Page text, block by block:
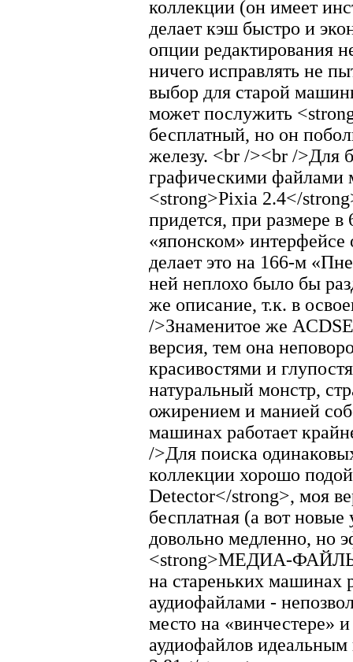
коллекции (он имеет
делает кэш быстро и
опции редактирования
ничего исправлять не
выбор для старой
может послужить
бесплатный, но он
железу. <br /><br />Для
графическими файлами
<strong>Pixia 2.4</
придется, при размере
«японском» интерфейсе
делает это на 166-м
ней неплохо было бы
же описание, т.к. в
/>Знаменитое же
версия, тем она
красивостями и
натуральный монстр,
ожирением и манией
машинах работает
/>Для поиска
коллекции хорошо
Detector</strong>, моя
бесплатная (а вот
довольно медленно, но
<strong>МЕДИА-ФАЙЛЫ.
на стареньких машинах
аудиофайлами -
место на «винчестере»
аудиофайлов